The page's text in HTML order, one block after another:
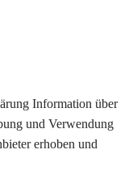
Information über
und Verwendung
erhoben und